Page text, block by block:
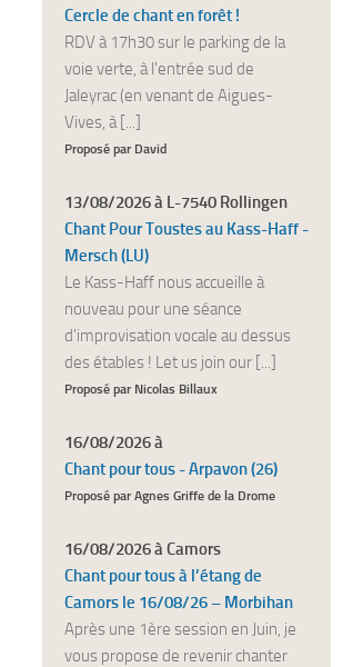
Cercle de chant en forêt !
RDV à 17h30 sur le parking de la
voie verte, à l'entrée sud de
Jaleyrac (en venant de Aigues-
Vives, à [...]
Proposé par David
13/08/2026 à L-7540 Rollingen
Chant Pour Toustes au Kass-Haff -
Mersch (LU)
Le Kass-Haff nous accueille à
nouveau pour une séance
d'improvisation vocale au dessus
des étables ! Let us join our [...]
Proposé par Nicolas Billaux
16/08/2026 à
Chant pour tous - Arpavon (26)
Proposé par Agnes Griffe de la Drome
16/08/2026 à Camors
Chant pour tous à l’étang de
Camors le 16/08/26 – Morbihan
Après une 1ère session en Juin, je
vous propose de revenir chanter